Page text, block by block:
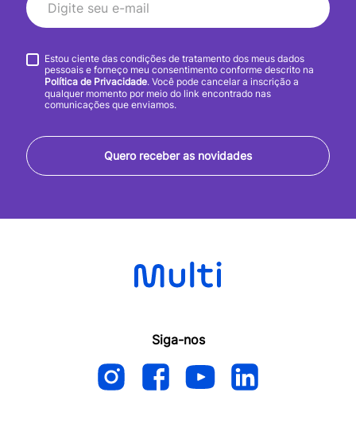
Quero receber as novidades
Estou ciente das condições de tratamento dos meus dados
pessoais e forneço meu consentimento conforme descrito na
Política de Privacidade. Você pode cancelar a inscrição a
qualquer momento por meio do link encontrado nas
comunicações que enviamos.
Siga-nos